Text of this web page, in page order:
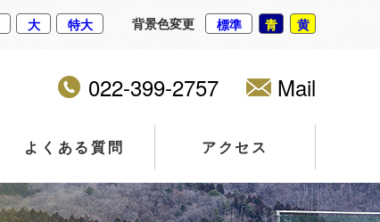
背景色変更 標準 青 黄
大 特大
022-399-2757 Mail
よくある質問 アクセス